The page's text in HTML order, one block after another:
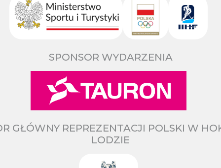
SPONSOR WYDARZENIA
GŁÓWNY REPREZENTACJI POLSKI W
LODZIE